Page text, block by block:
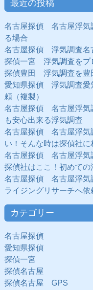
最近の投稿
名古屋探偵 名古屋浮気
る場合
名古屋探偵 浮気調査
探偵一宮 浮気調査をプ
探偵豊田 浮気調査を豊
愛知県探偵 浮気調査愛
頼（複製）
名古屋探偵 名古屋浮気
も安心出来る浮気調査
名古屋探偵 名古屋浮気
い！そんな時は探偵社に
名古屋探偵 名古屋浮
探偵社はここ！初めて
名古屋探偵 名古屋浮気
ライジングリサーチへ依
カテゴリー
名古屋探偵
愛知県探偵
探偵一宮
探偵名古屋
探偵名古屋 GPS